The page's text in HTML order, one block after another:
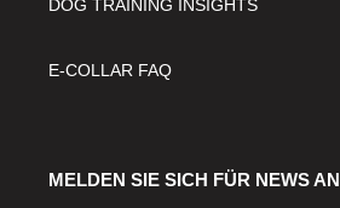
DOG TRAINING INSIGHTS
E-COLLAR FAQ
MELDEN SIE SICH FÜR NEWS AN